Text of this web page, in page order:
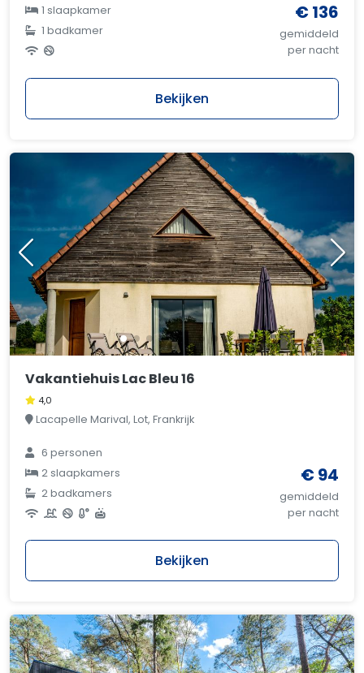
1 slaapkamer
1 badkamer
€ 136
gemiddeld
per nacht
Bekijken
Vakantiehuis Lac Bleu 16
4,0
Lacapelle Marival, Lot, Frankrijk
6 personen
2 slaapkamers
2 badkamers
€ 94
gemiddeld
per nacht
Bekijken